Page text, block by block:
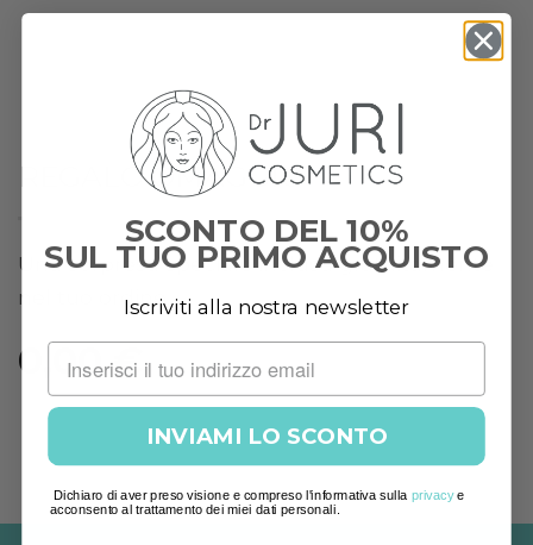
REGALO OMAGGIO
Una sorpresa speciale inclusa gratuitamente
nel tuo ordine.
0,00€
SCONTO DEL 10%
SUL TUO PRIMO ACQUISTO
Iscriviti alla nostra newsletter
INVIAMI LO SCONTO
Dichiaro di aver preso visione e compreso l'informativa sulla privacye
acconsento al trattamento dei miei dati personali.